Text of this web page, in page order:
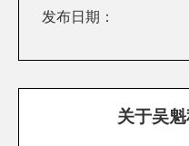
发布日期：
关于吴